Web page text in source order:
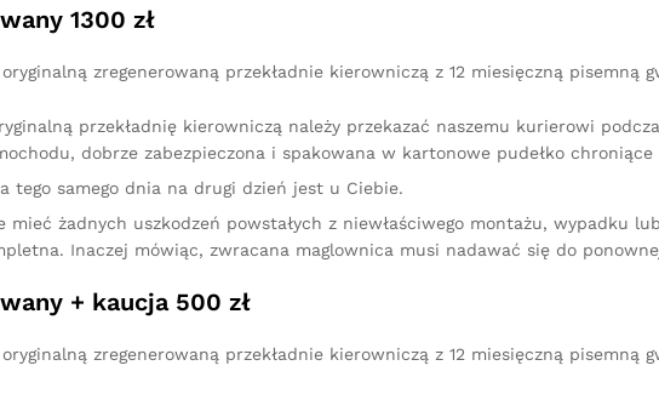
1300 zł
zregenerowaną przekładnie kierowniczą z 12 miesięczną pisemną
przekładnię kierowniczą należy przekazać naszemu kurierowi
dobrze zabezpieczona i spakowana w kartonowe pudełko
tego samego dnia na drugi dzień jest u Ciebie.
mieć żadnych uszkodzeń powstałych z niewłaściwego montażu, wypadku
Inaczej mówiąc, zwracana maglownica musi nadawać się do
+ kaucja 500 zł
zregenerowaną przekładnie kierowniczą z 12 miesięczną